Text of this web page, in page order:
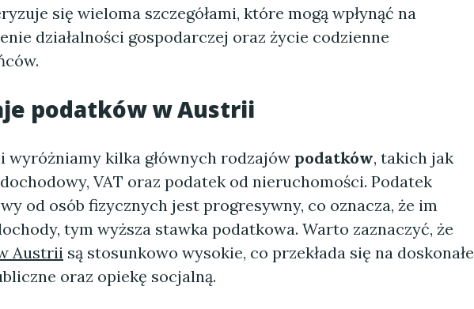
się wieloma szczegółami, które mogą wpłynąć na
działalności gospodarczej oraz życie codzienne
podatków w Austrii
wyróżniamy kilka głównych rodzajów podatków, takich jak
VAT oraz podatek od nieruchomości. Podatek
od osób fizycznych jest progresywny, co oznacza, że im
tym wyższa stawka podatkowa. Warto zaznaczyć, że
Austrii są stosunkowo wysokie, co przekłada się na doskonałe
oraz opiekę socjalną.